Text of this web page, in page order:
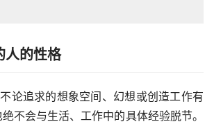
人的性格
论追求的想象空间、幻想或创造工作有
不会与生活、工作中的具体经验脱节。